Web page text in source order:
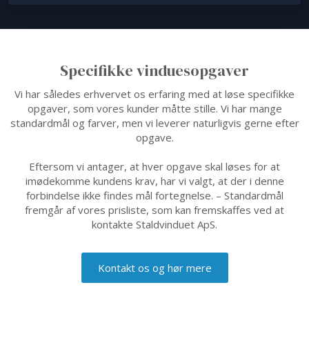
Specifikke vinduesopgaver
​Vi har således erhvervet os erfaring med at løse specifikke
opgaver, som vores kunder måtte stille. ​Vi har mange
standardmål og farver, men vi leverer naturligvis gerne efter
opgave.
​​Eftersom vi antager, at hver opgave skal løses for at
imødekomme kundens krav, har vi valgt, at der i denne
forbindelse ikke findes mål fortegnelse. – Standardmål
fremgår af vores prisliste, som kan fremskaffes ved at
kontakte Staldvinduet ApS.​
Kontakt os og hør mere